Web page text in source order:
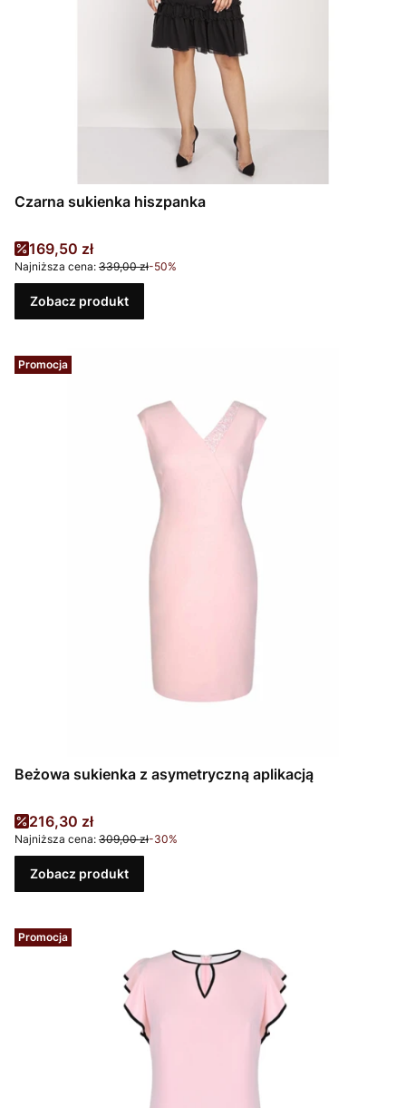
Czarna sukienka hiszpanka
Cena promocyjna
169,50 zł
Najniższa cena: 339,00 zł-50%
Zobacz produkt
Promocja
Beżowa sukienka z asymetryczną aplikacją
Cena promocyjna
216,30 zł
Najniższa cena: 309,00 zł-30%
Zobacz produkt
Promocja